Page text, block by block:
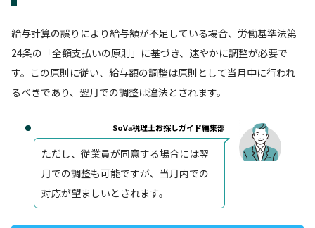
給与計算の誤りにより給与額が不足している場合、労働基準法第
24条の「全額支払いの原則」に基づき、速やかに調整が必要で
す。この原則に従い、給与額の調整は原則として当月中に行われ
るべきであり、翌月での調整は違法とされます。
SoVa税理士お探しガイド編集部
ただし、従業員が同意する場合には翌
月での調整も可能ですが、当月内での
対応が望ましいとされます。